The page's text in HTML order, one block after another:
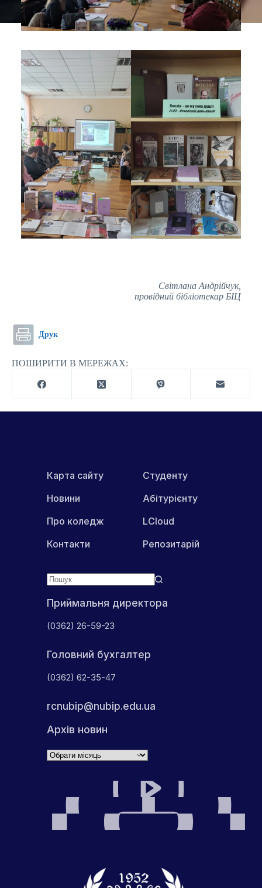
Світлана Андрійчук,
провідний бібліотекар БІЦ
Друк
ПОШИРИТИ В МЕРЕЖАХ:
Приймальня директора
(0362) 26-59-23
Головний бухгалтер
(0362) 62-35-47
rcnubip@nubip.edu.ua
Архів новин
Архіви
Карта сайту
Новини
Про коледж
Контакти
Студенту
Абітурієнту
LCloud
Репозитарій